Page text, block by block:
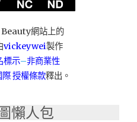
運
名
結
婚
擇
日
擇
網站上的
vickeywei製作
標示–非商業性
授權條款釋出。
懶人包